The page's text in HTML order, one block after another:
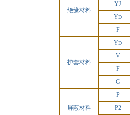
绝缘材料
YJ
YD
F
护套材料
YD
V
F
G
屏蔽材料
P
P2